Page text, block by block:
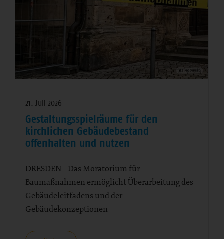
Gestaltungsspielräume für den
kirchlichen Gebäudebestand
offenhalten und nutzen
DRESDEN - Das Moratorium für
Baumaßnahmen ermöglicht Überarbeitung des
Gebäudeleitfadens und der
Gebäudekonzeptionen